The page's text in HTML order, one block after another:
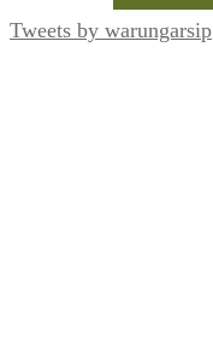
Tweets by warungarsip